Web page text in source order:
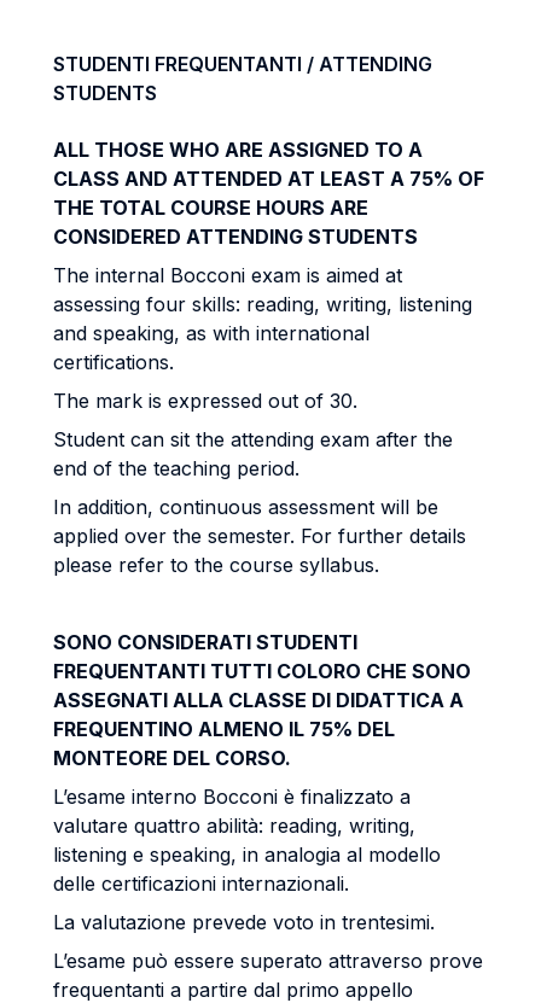
STUDENTI FREQUENTANTI / ATTENDING
STUDENTS
ALL THOSE WHO ARE ASSIGNED TO A
CLASS AND ATTENDED AT LEAST A 75% OF
THE TOTAL COURSE HOURS ARE
CONSIDERED ATTENDING STUDENTS
The internal Bocconi exam is aimed at
assessing four skills: reading, writing, listening
and speaking, as with international
certifications.
The mark is expressed out of 30.
Student can sit the attending exam after the
end of the teaching period.
In addition, continuous assessment will be
applied over the semester. For further details
please refer to the course syllabus.
SONO CONSIDERATI STUDENTI
FREQUENTANTI TUTTI COLORO CHE SONO
ASSEGNATI ALLA CLASSE DI DIDATTICA A
FREQUENTINO ALMENO IL 75% DEL
MONTEORE DEL CORSO.
L’esame interno Bocconi è finalizzato a
valutare quattro abilità: reading, writing,
listening e speaking, in analogia al modello
delle certificazioni internazionali.
La valutazione prevede voto in trentesimi.
L’esame può essere superato attraverso prove
frequentanti a partire dal primo appello